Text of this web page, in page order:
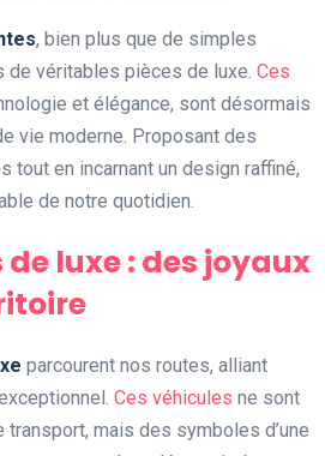
, bien plus que de simples
véritables pièces de luxe. Ces
et élégance, sont désormais
vie moderne. Proposant des
tout en incarnant un design raffiné,
de notre quotidien.
luxe : des joyaux
parcourent nos routes, alliant
Ces véhicules ne sont
mais des symboles d’une